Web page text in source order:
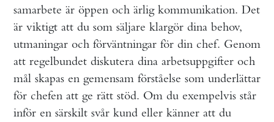
samarbete är öppen och ärlig kommunikation. Det
är viktigt att du som säljare klargör dina behov,
utmaningar och förväntningar för din chef. Genom
att regelbundet diskutera dina arbetsuppgifter och
mål skapas en gemensam förståelse som underlättar
för chefen att ge rätt stöd. Om du exempelvis står
inför en särskilt svår kund eller känner att du